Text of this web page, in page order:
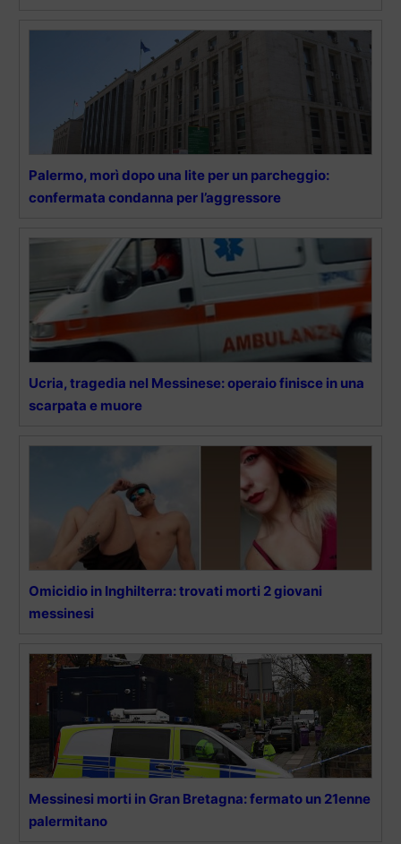
Palermo, morì dopo una lite per un parcheggio:
confermata condanna per l’aggressore
Ucria, tragedia nel Messinese: operaio finisce in una
scarpata e muore
Omicidio in Inghilterra: trovati morti 2 giovani
messinesi
Messinesi morti in Gran Bretagna: fermato un 21enne
palermitano